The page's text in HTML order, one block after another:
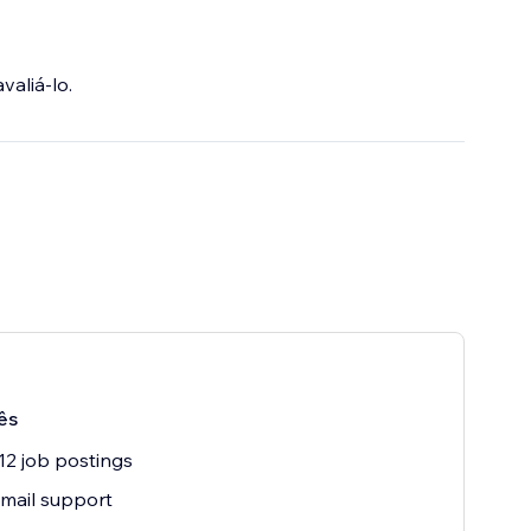
lo.
job postings
support